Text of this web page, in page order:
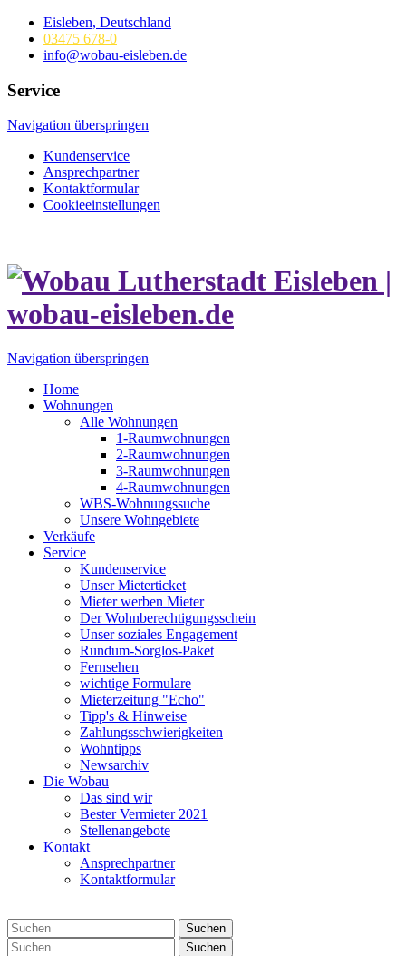
Eisleben, Deutschland
03475 678-0
info@wobau-eisleben.de
Service
Navigation überspringen
Kundenservice
Ansprechpartner
Kontaktformular
Cookieeinstellungen
Navigation überspringen
Home
Wohnungen
Alle Wohnungen
1-Raumwohnungen
2-Raumwohnungen
3-Raumwohnungen
4-Raumwohnungen
WBS-Wohnungssuche
Unsere Wohngebiete
Verkäufe
Service
Kundenservice
Unser Mieterticket
Mieter werben Mieter
Der Wohnberechtigungsschein
Unser soziales Engagement
Rundum-Sorglos-Paket
Fernsehen
wichtige Formulare
Mieterzeitung "Echo"
Tipp's & Hinweise
Zahlungsschwierigkeiten
Wohntipps
Newsarchiv
Die Wobau
Das sind wir
Bester Vermieter 2021
Stellenangebote
Kontakt
Ansprechpartner
Kontaktformular
Suchen
Suchen